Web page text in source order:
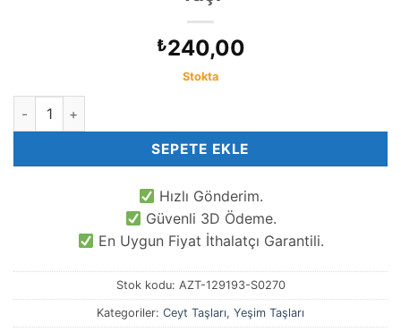
₺240,00
Stokta
8x5 MM Rondela Yeşim Ceyt Kuvars Taşı adet
SEPETE EKLE
Hızlı Gönderim.
Güvenli 3D Ödeme.
En Uygun Fiyat İthalatçı Garantili.
Stok kodu: AZT-129193-S0270
Kategoriler: Ceyt Taşları, Yeşim Taşları